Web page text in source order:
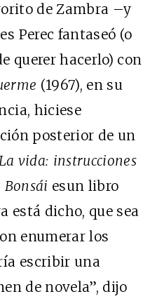
de Zambra –y
Perec fantaseó (o
querer hacerlo) con
(1967), en su
hiciese
posterior de un
vida: instrucciones
Bonsái esun libro
está dicho, que sea
enumerar los
escribir una
de novela”, dijo